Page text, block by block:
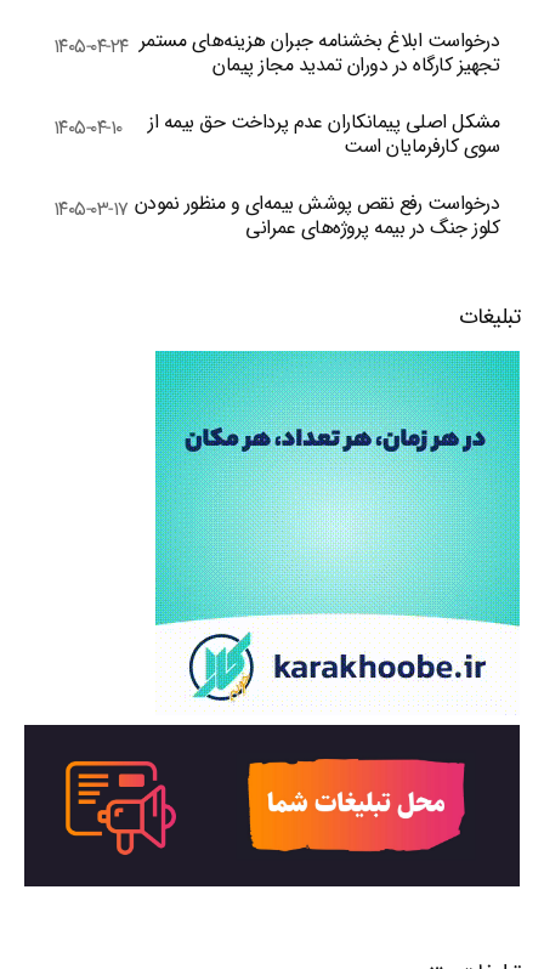
درخواست ابلاغ بخشنامه جبران هزینه‌های مستمر
تجهیز کارگاه در دوران تمدید مجاز پیمان
۱۴۰۵-۰۴-۲۴
مشکل اصلی پیمانکاران عدم پرداخت حق بیمه از
سوی کارفرمایان است
۱۴۰۵-۰۴-۱۰
درخواست رفع نقص پوشش بیمه‌ای و منظور نمودن
کلوز جنگ در بیمه پروژه‌های عمرانی
۱۴۰۵-۰۳-۱۷
تبلیغات